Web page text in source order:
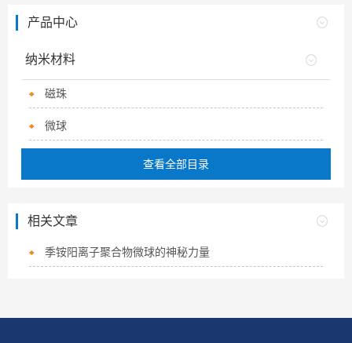
产品中心
纳米材料
磁珠
微球
查看全部目录
相关文章
季铵阳离子聚合物微球的神秘力量